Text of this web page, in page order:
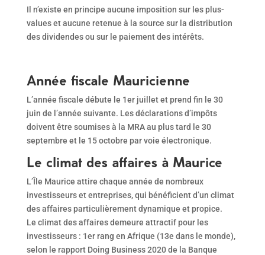
Il n’existe en principe aucune imposition sur les plus-
values et aucune retenue à la source sur la distribution
des dividendes ou sur le paiement des intérêts.
Année fiscale Mauricienne
L’année fiscale débute le 1er juillet et prend fin le 30
juin de l’année suivante. Les déclarations d’impôts
doivent être soumises à la MRA au plus tard le 30
septembre et le 15 octobre par voie électronique.
Le climat des affaires à Maurice
L’Île Maurice attire chaque année de nombreux
investisseurs et entreprises, qui bénéficient d’un climat
des affaires particulièrement dynamique et propice.
Le climat des affaires demeure attractif pour les
investisseurs : 1er rang en Afrique (13e dans le monde),
selon le rapport Doing Business 2020 de la Banque